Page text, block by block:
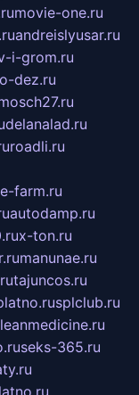
movie-one.ru
andreislyusar.ru
i-grom.ru
dez.ru
delanalad.ru
roadli.ru
farm.ru
autodamp.ru
x-ton.ru
manunae.ru
tajuncos.ru
splclub.ru
seks-365.ru